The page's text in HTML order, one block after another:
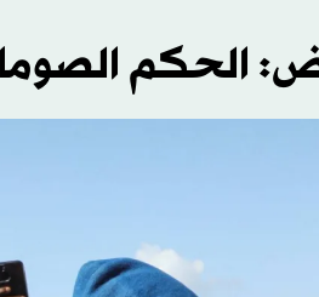
الحكم